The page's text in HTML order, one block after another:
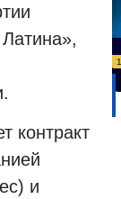
контракт
) и